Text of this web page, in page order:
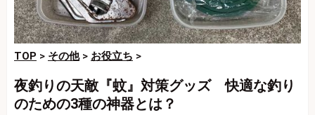
TOP > その他> お役立ち >
夜釣りの天敵『蚊』対策グッズ 快適な釣り
のための3種の神器とは？